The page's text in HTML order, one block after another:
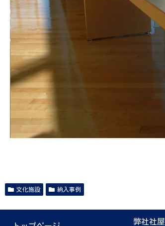
文化施設 納入事例
弊社社屋